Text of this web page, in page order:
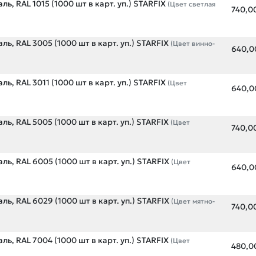
RAL 1015 (1000 шт в карт. уп.) STARFIX (Цвет светлая
RAL 3005 (1000 шт в карт. уп.) STARFIX (Цвет винно-
RAL 3011 (1000 шт в карт. уп.) STARFIX (Цвет
RAL 5005 (1000 шт в карт. уп.) STARFIX (Цвет
RAL 6005 (1000 шт в карт. уп.) STARFIX (Цвет
RAL 6029 (1000 шт в карт. уп.) STARFIX (Цвет мятно-
RAL 7004 (1000 шт в карт. уп.) STARFIX (Цвет